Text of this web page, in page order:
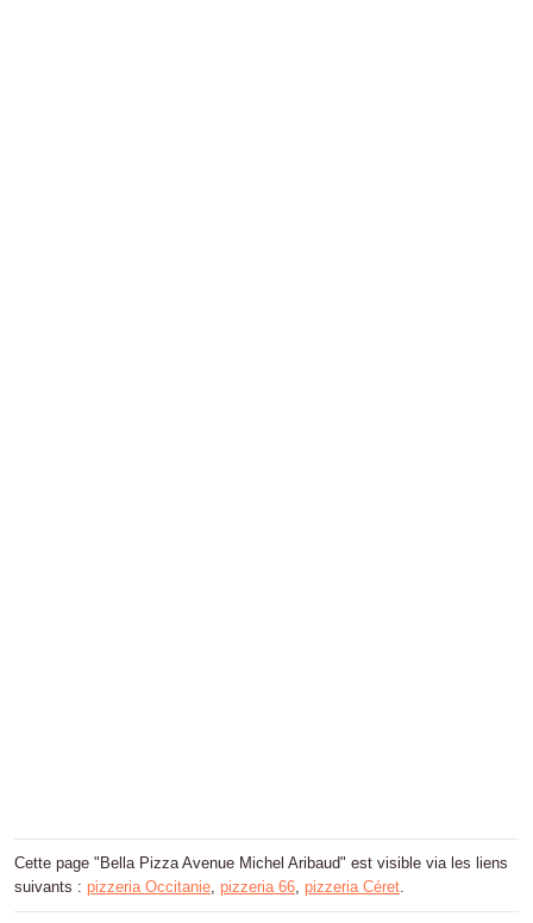
Cette page "Bella Pizza Avenue Michel Aribaud" est visible via les liens
suivants : pizzeria Occitanie pizzeria 66 pizzeria Céret